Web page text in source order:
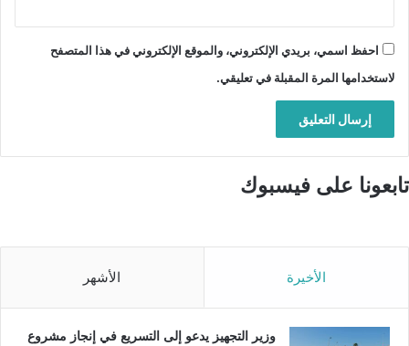
احفظ اسمي، بريدي الإلكتروني، والموقع الإلكتروني في هذا المتصفح
لاستخدامها المرة المقبلة في تعليقي.
تابعونا على فيسبوك
الأخيرة الأشهر
وزير التجهيز يدعو إلى التسريع في إنجاز مشروع